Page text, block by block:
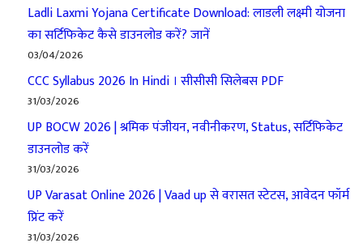
Ladli Laxmi Yojana Certificate Download: लाडली लक्ष्मी योजना
का सर्टिफिकेट कैसे डाउनलोड करें? जानें
03/04/2026
CCC Syllabus 2026 In Hindi । सीसीसी सिलेबस PDF
31/03/2026
UP BOCW 2026 | श्रमिक पंजीयन, नवीनीकरण, Status, सर्टिफिकेट
डाउनलोड करें
31/03/2026
UP Varasat Online 2026 | Vaad up से वरासत स्टेटस, आवेदन फॉर्म
प्रिंट करें
31/03/2026